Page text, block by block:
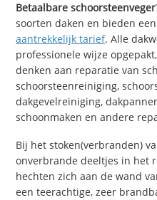
Betaalbare schoorsteenveger
soorten daken en bieden
aantrekkelijk tarief. Alle
professionele wijze
denken aan reparatie van
schoorsteenreiniging,
dakgevelreiniging,
schoonmaken en andere
Bij het stoken(verbranden)
onverbrande deeltjes in het
hechten zich aan de wand
een teerachtige, zeer